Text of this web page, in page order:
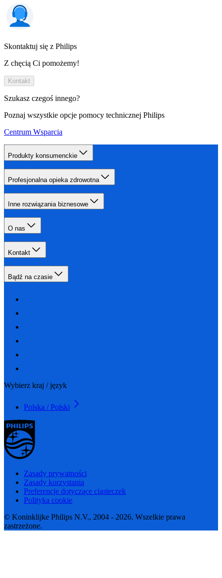
Skontaktuj się z Philips
Z chęcią Ci pomożemy!
Kontakt
Szukasz czegoś innego?
Poznaj wszystkie opcje pomocy technicznej Philips
Centrum Wsparcia
Produkty konsumenckie
Profesjonalna opieka zdrowotna
Inne rozwiązania biznesowe
O nas
Kontakt
Bądź na czasie
Wybierz kraj / język
Polska / Polski
Zasady prywatności
Zasady korzystania
Preferencje dotyczące ciasteczek
Polityka cookie
© Koninklijke Philips N.V., 2004 - 2026. Wszelkie prawa
zastrzeżone.